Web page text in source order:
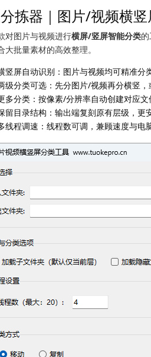
拣器｜图片/视频横
对图片与视频进行横屏/竖屏智能分类
大批量素材的高效整理。
竖屏自动识别：图片与视频均可精准分
级分类可选：先分图片/视频再分横竖
多分类：按像素/分辨率自动创建对应文
留目录结构：输出端复刻原有层级，更
线程调速：线程数可调，兼顾速度与电